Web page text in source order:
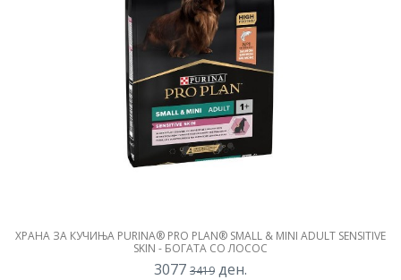
ХРАНА ЗА КУЧИЊА PURINA® PRO PLAN® SMALL & MINI ADULT SENSITIVE
SKIN - БОГАТА СО ЛОСОС
3077 3419 ден.